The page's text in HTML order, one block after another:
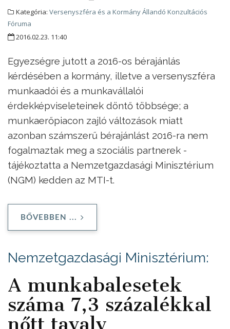
Kategória: Versenyszféra és a Kormány Állandó Konzultációs
Fóruma
2016.02.23. 11:40
Egyezségre jutott a 2016-os bérajánlás
kérdésében a kormány, illetve a versenyszféra
munkaadói és a munkavállalói
érdekképviseleteinek döntő többsége; a
munkaerőpiacon zajló változások miatt
azonban számszerű bérajánlást 2016-ra nem
fogalmaztak meg a szociális partnerek -
tájékoztatta a Nemzetgazdasági Minisztérium
(NGM) kedden az MTI-t.
BŐVEBBEN ...
Nemzetgazdasági Minisztérium:
A munkabalesetek
száma 7,3 százalékkal
nőtt tavaly